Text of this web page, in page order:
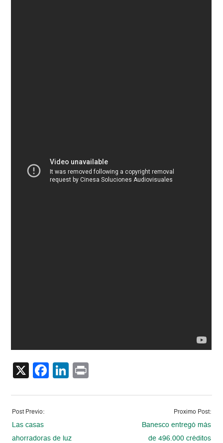
X Facebook
LinkedIn
Post Previo:
Las casas
ahorradoras de luz
Proximo Post:
Banesco entregó más
de 496.000 créditos